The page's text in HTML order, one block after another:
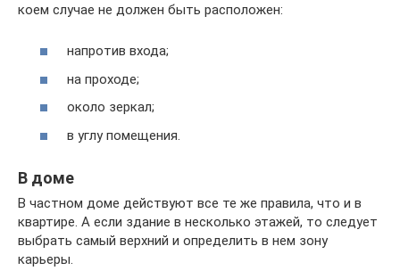
коем случае не должен быть расположен:
напротив входа;
на проходе;
около зеркал;
в углу помещения.
В доме
В частном доме действуют все те же правила, что и в
квартире. А если здание в несколько этажей, то следует
выбрать самый верхний и определить в нем зону
карьеры.